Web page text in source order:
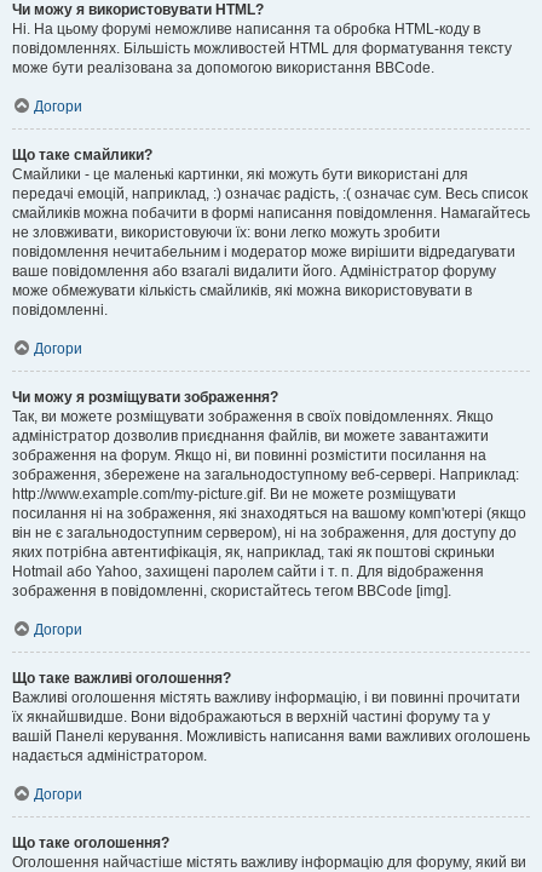
Чи можу я використовувати HTML?
Ні. На цьому форумі неможливе написання та обробка HTML-коду в
повідомленнях. Більшість можливостей HTML для форматування тексту
може бути реалізована за допомогою використання BBCode.
Догори
Що таке смайлики?
Смайлики - це маленькі картинки, які можуть бути використані для
передачі емоцій, наприклад, :) означає радість, :( означає сум. Весь список
смайликів можна побачити в формі написання повідомлення. Намагайтесь
не зловживати, використовуючи їх: вони легко можуть зробити
повідомлення нечитабельним і модератор може вирішити відредагувати
ваше повідомлення або взагалі видалити його. Адміністратор форуму
може обмежувати кількість смайликів, які можна використовувати в
повідомленні.
Догори
Чи можу я розміщувати зображення?
Так, ви можете розміщувати зображення в своїх повідомленнях. Якщо
адміністратор дозволив приєднання файлів, ви можете завантажити
зображення на форум. Якщо ні, ви повинні розмістити посилання на
зображення, збережене на загальнодоступному веб-сервері. Наприклад:
http://www.example.com/my-picture.gif. Ви не можете розміщувати
посилання ні на зображення, які знаходяться на вашому комп'ютері (якщо
він не є загальнодоступним сервером), ні на зображення, для доступу до
яких потрібна автентифікація, як, наприклад, такі як поштові скриньки
Hotmail або Yahoo, захищені паролем сайти і т. п. Для відображення
зображення в повідомленні, скористайтесь тегом BBCode [img].
Догори
Що таке важливі оголошення?
Важливі оголошення містять важливу інформацію, і ви повинні прочитати
їх якнайшвидше. Вони відображаються в верхній частині форуму та у
вашій Панелі керування. Можливість написання вами важливих оголошень
надається адміністратором.
Догори
Що таке оголошення?
Оголошення найчастіше містять важливу інформацію для форуму, який ви